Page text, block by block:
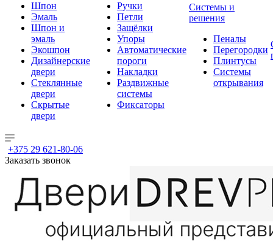
Шпон
Эмаль
Шпон и
эмаль
Экошпон
Дизайнерские
двери
Стеклянные
двери
Скрытые
двери
Ручки
Петли
Защёлки
Упоры
Автоматические
пороги
Накладки
Раздвижные
системы
Фиксаторы
Системы и
решения
Пеналы
Перегородки
Плинтусы
Системы
открывания
+375 29 621-80-06
Заказать звонок